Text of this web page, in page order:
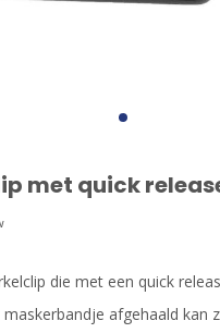
met quick
die met een quick
afgehaald kan